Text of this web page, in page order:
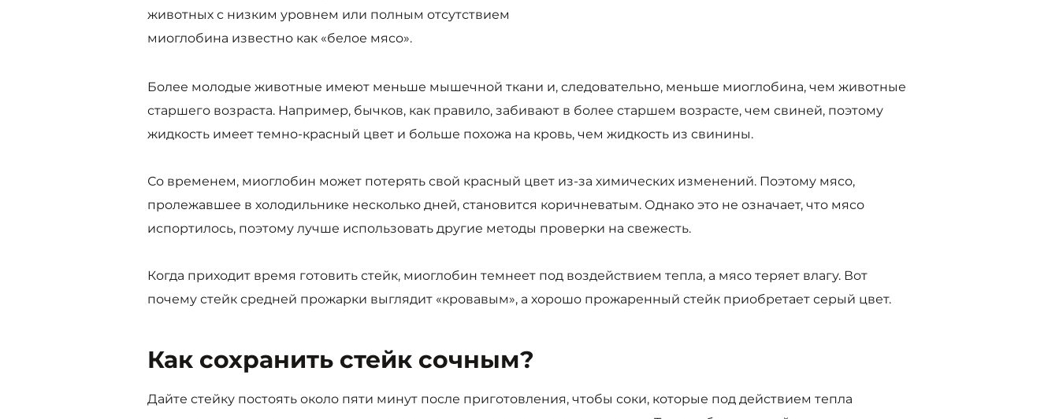
животных с низким уровнем или полным отсутствием
миоглобина известно как «белое мясо».
Более молодые животные имеют меньше мышечной ткани и, следовательно, меньше миоглобина, чем животные
старшего возраста. Например, бычков, как правило, забивают в более старшем возрасте, чем свиней, поэтому
жидкость имеет темно-красный цвет и больше похожа на кровь, чем жидкость из свинины.
Со временем, миоглобин может потерять свой красный цвет из-за химических изменений. Поэтому мясо,
пролежавшее в холодильнике несколько дней, становится коричневатым. Однако это не означает, что мясо
испортилось, поэтому лучше использовать другие методы проверки на свежесть.
Когда приходит время готовить стейк, миоглобин темнеет под воздействием тепла, а мясо теряет влагу. Вот
почему стейк средней прожарки выглядит «кровавым», а хорошо прожаренный стейк приобретает серый цвет.
Как сохранить стейк сочным?
Дайте стейку постоять около пяти минут после приготовления, чтобы соки, которые под действием тепла